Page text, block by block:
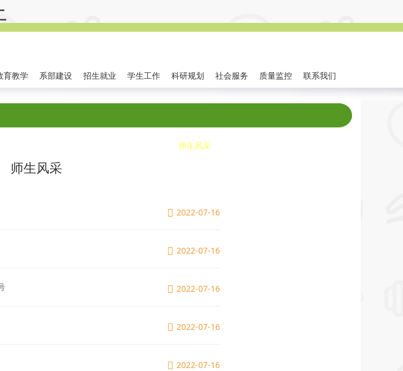
育教学 系部建设 招生就业 学生工作 科研规划 社会服务 质量监控 联系我们
师生风采
师生风采
2022-07-16
2022-07-16
2022-07-16
2022-07-16
2022-07-16